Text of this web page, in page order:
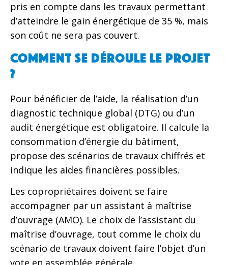
pris en compte dans les travaux permettant
d’atteindre le gain énergétique de 35 %, mais
son coût ne sera pas couvert.
Comment se déroule le projet
?
Pour bénéficier de l’aide, la réalisation d’un
diagnostic technique global (DTG) ou d’un
audit énergétique est obligatoire. Il calcule la
consommation d’énergie du bâtiment,
propose des scénarios de travaux chiffrés et
indique les aides financières possibles.
Les copropriétaires doivent se faire
accompagner par un assistant à maîtrise
d’ouvrage (AMO). Le choix de l’assistant du
maîtrise d’ouvrage, tout comme le choix du
scénario de travaux doivent faire l’objet d’un
vote en assemblée générale.